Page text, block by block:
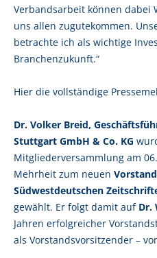
Verbandsarbeit können dabei
uns allen zugutekommen.
betrachte ich als wichtige
Branchenzukunft.“
Hier die vollständige
Dr. Volker Breid,
Stuttgart GmbH & Co. KG
Mitgliederversammlung am
Mehrheit zum neuen
Südwestdeutschen
gewählt. Er folgt damit auf Dr.
Jahren erfolgreicher
als Vorstandsvorsitzender –